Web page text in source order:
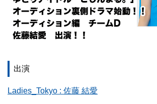
出演
Ladies_Tokyo : 佐藤 結愛